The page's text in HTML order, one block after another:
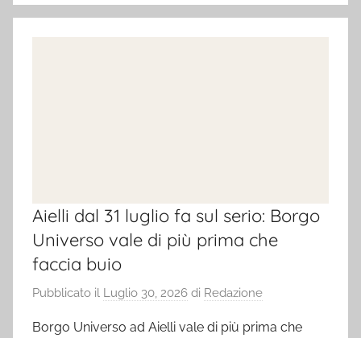
Aielli dal 31 luglio fa sul serio: Borgo
Universo vale di più prima che
faccia buio
Pubblicato il Luglio 30, 2026 di Redazione
Borgo Universo ad Aielli vale di più prima che